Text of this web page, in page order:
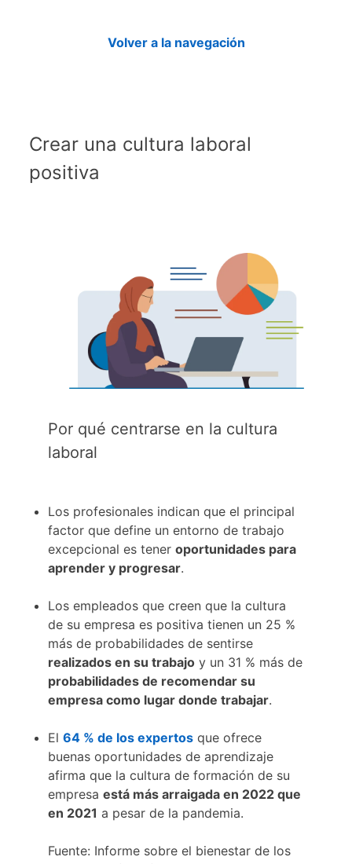
Volver a la navegación
Crear una cultura laboral
positiva
Por qué centrarse en la cultura
laboral
Los profesionales indican que el principal
factor que define un entorno de trabajo
excepcional es teneroportunidades para
aprender y progresar.
Los empleados que creen que la cultura
de su empresa es positiva tienen un 25 %
más de probabilidades de sentirse
realizados en su trabajo y un 31 % más de
probabilidades de recomendar su
empresa como lugar donde trabajar.
El64 % de los expertos opens in a new tab
que ofrece
buenas oportunidades de aprendizaje
afirma que la cultura de formación de su
empresaestá más arraigada en 2022 que
en 2021 a pesar de la pandemia.
Fuente: Informe sobre el bienestar de los